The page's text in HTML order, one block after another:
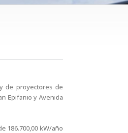
de proyectores de
Epifanio y Avenida
186.700,00 kW/año